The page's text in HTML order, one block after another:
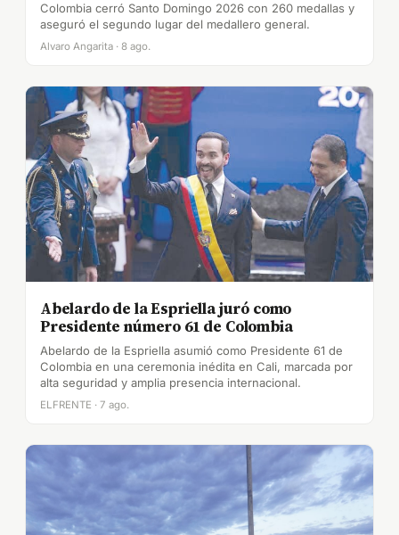
Colombia cerró Santo Domingo 2026 con 260 medallas y
aseguró el segundo lugar del medallero general.
Alvaro Angarita · 8 ago.
Abelardo de la Espriella juró como
Presidente número 61 de Colombia
Abelardo de la Espriella asumió como Presidente 61 de
Colombia en una ceremonia inédita en Cali, marcada por
alta seguridad y amplia presencia internacional.
ELFRENTE · 7 ago.